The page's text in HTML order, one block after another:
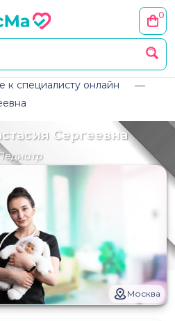
0
к специалисту онлайн
Сергеевна
Москва